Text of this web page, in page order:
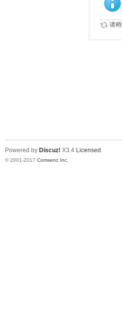
请稍
Powered by Discuz! X3.4 Licensed
© 2001-2017 Comsenz Inc.